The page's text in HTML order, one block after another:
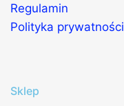
Regulamin
Polityka prywatności
Sklep